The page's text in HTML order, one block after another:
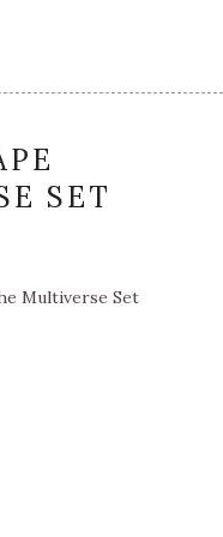
SET
Multiverse Set